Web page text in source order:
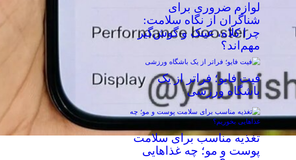
لوازم ضروری برای
شناگران از نگاه سلامت:
چرا کلاه، عینک و گوش‌گیر
مهم‌اند؟
فیت ‌فایو؛ فراتر از یک
باشگاه ورزشی
تغذیه مناسب برای سلامت
پوست و مو؛ چه غذاهایی